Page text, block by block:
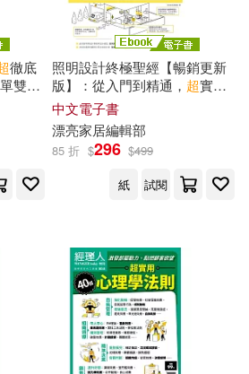
(1)
，PAUL C.
發中心(1)
ZCT 策劃(1)
Karl Heinrich Gott
）(1)
好優文化(1)
字畝文化(1)
小悅讀出版(1)
尖端(1)
社(1)
崧博出版(1)
徹底
雙眼
同
理
搞
照明設計終極聖經【暢銷更新
版】：從入門到精通， 超實用
圖文對照關鍵問題，全面掌握
照明知識與設計應用 (電子書)
中文電子書
漂亮家居編輯部
85 折 $296 $499
紙
試閱